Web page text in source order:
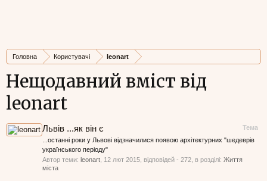
Головна Користувачі leonart
Нещодавний вміст від
leonart
Тема
Львів ...як він є
...останні роки у Львові відзначилися появою архітектурних "шедеврів
українського періоду"
Автор теми: leonart 12 лют 2015 , відповідей - 272, в розділі: Життя
міста